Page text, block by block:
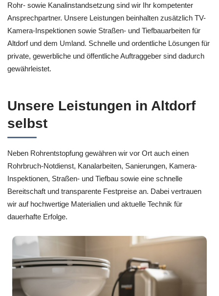
Rohr- sowie Kanalinstandsetzung sind wir Ihr kompetenter
Ansprechpartner. Unsere Leistungen beinhalten zusätzlich TV-
Kamera-Inspektionen sowie Straßen- und Tiefbauarbeiten für
Altdorf und dem Umland. Schnelle und ordentliche Lösungen für
private, gewerbliche und öffentliche Auftraggeber sind dadurch
gewährleistet.
Unsere Leistungen in Altdorf
selbst
Neben Rohrentstopfung gewähren wir vor Ort auch einen
Rohrbruch-Notdienst, Kanalarbeiten, Sanierungen, Kamera-
Inspektionen, Straßen- und Tiefbau sowie eine schnelle
Bereitschaft und transparente Festpreise an. Dabei vertrauen
wir auf hochwertige Materialien und aktuelle Technik für
dauerhafte Erfolge.